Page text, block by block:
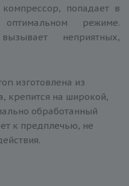
попадает в
режиме.
неприятных,
изготовлена из
крепится на широкой,
обработанный
к предплечью, не